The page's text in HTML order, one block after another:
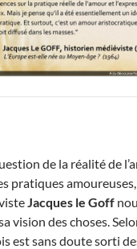
de la réalité de
pratiques
Jacques le Goff
vision des choses.
est sans doute sorti